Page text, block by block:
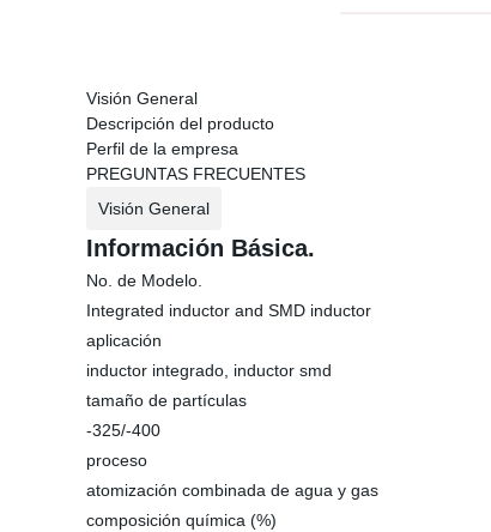
Visión General
Descripción del producto
Perfil de la empresa
PREGUNTAS FRECUENTES
Visión General
Información Básica.
No. de Modelo.
Integrated inductor and SMD inductor
aplicación
inductor integrado, inductor smd
tamaño de partículas
-325/-400
proceso
atomización combinada de agua y gas
composición química (%)